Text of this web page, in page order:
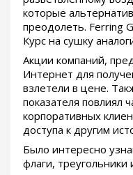
которые
преодолеть. Ferring
Курс на сушку
Акции компаний,
Интернет для
взлетели в цене.
показателя повлиял
корпоративных
доступа к другим
Было интересно
флаги,